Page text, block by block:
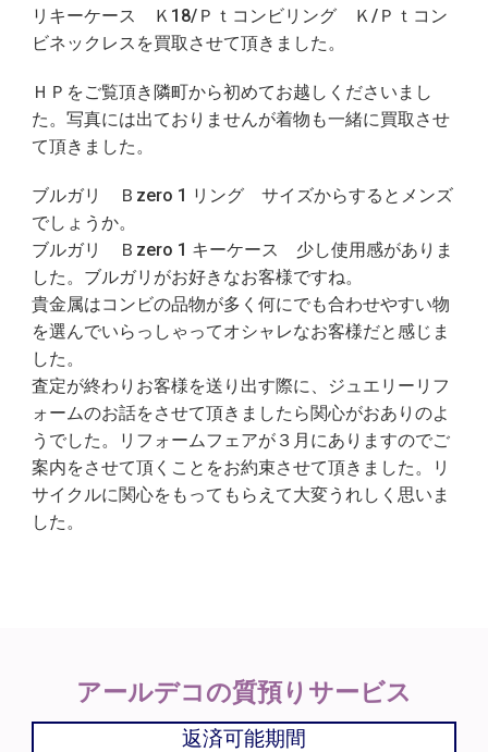
リキーケース Ｋ18/Ｐｔコンビリング Ｋ/Ｐｔコン
ビネックレスを買取させて頂きました。
ＨＰをご覧頂き隣町から初めてお越しくださいまし
た。写真には出ておりませんが着物も一緒に買取させ
て頂きました。
ブルガリ Ｂzero 1 リング サイズからするとメンズ
でしょうか。
ブルガリ Ｂzero 1 キーケース 少し使用感がありま
した。ブルガリがお好きなお客様ですね。
貴金属はコンビの品物が多く何にでも合わせやすい物
を選んでいらっしゃってオシャレなお客様だと感じま
した。
査定が終わりお客様を送り出す際に、ジュエリーリフ
ォームのお話をさせて頂きましたら関心がおありのよ
うでした。リフォームフェアが３月にありますのでご
案内をさせて頂くことをお約束させて頂きました。リ
サイクルに関心をもってもらえて大変うれしく思いま
した。
アールデコの質預りサービス
返済可能期間